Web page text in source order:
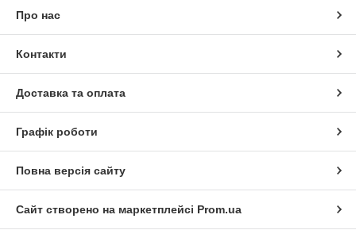
Про нас
Контакти
Доставка та оплата
Графік роботи
Повна версія сайту
Сайт створено на маркетплейсі Prom.ua